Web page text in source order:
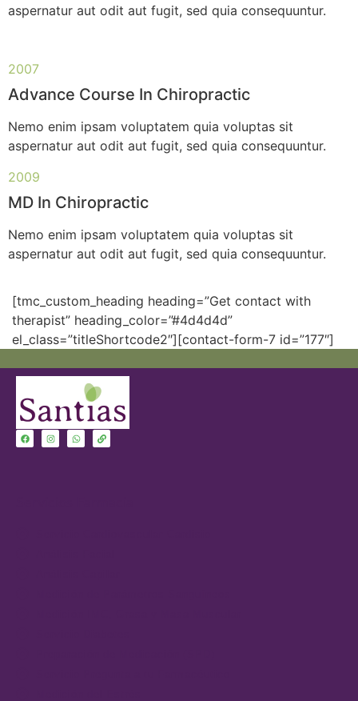
aspernatur aut odit aut fugit, sed quia consequuntur.
2007
Advance Course In Chiropractic
Nemo enim ipsam voluptatem quia voluptas sit
aspernatur aut odit aut fugit, sed quia consequuntur.
2009
MD In Chiropractic
Nemo enim ipsam voluptatem quia voluptas sit
aspernatur aut odit aut fugit, sed quia consequuntur.
[tmc_custom_heading heading=”Get contact with
therapist” heading_color=”#4d4d4d”
el_class=”titleShortcode2″][contact-form-7 id=”177″]